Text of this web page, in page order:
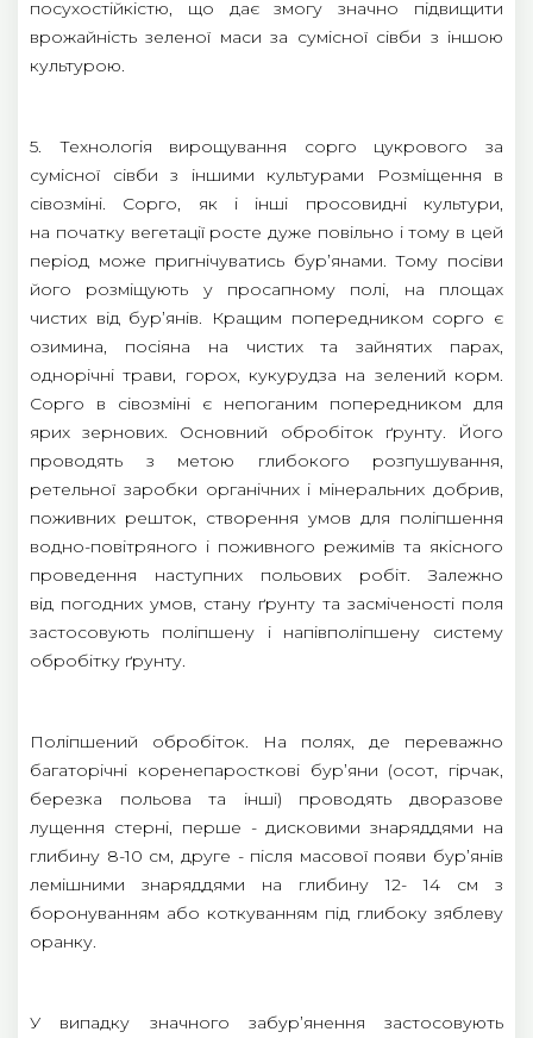
посухостійкістю, що дає змогу значно підвищити
врожайність зеленої маси за сумісної сівби з іншою
культурою.
5. Технологія вирощування сорго цукрового за
сумісної сівби з іншими культурами Розміщення в
сівозміні. Сорго, як і інші просовидні культури,
на початку вегетації росте дуже повільно і тому в цей
період може пригнічуватись бур’янами. Тому посіви
його розміщують у просапному полі, на площах
чистих від бур’янів. Кращим попередником сорго є
озимина, посіяна на чистих та зайнятих парах,
однорічні трави, горох, кукурудза на зелений корм.
Сорго в сівозміні є непоганим попередником для
ярих зернових. Основний обробіток ґрунту. Його
проводять з метою глибокого розпушування,
ретельної заробки органічних і мінеральних добрив,
поживних решток, створення умов для поліпшення
водно-повітряного і поживного режимів та якісного
проведення наступних польових робіт. Залежно
від погодних умов, стану ґрунту та засміченості поля
застосовують поліпшену і напівполіпшену систему
обробітку ґрунту.
Поліпшений обробіток. На полях, де переважно
багаторічні коренепаросткові бур’яни (осот, гірчак,
березка польова та інші) проводять дворазове
лущення стерні, перше - дисковими знаряддями на
глибину 8-10 см, друге - після масової появи бур’янів
лемішними знаряддями на глибину 12- 14 см з
боронуванням або коткуванням під глибоку зяблеву
оранку.
У випадку значного забур’янення застосовують